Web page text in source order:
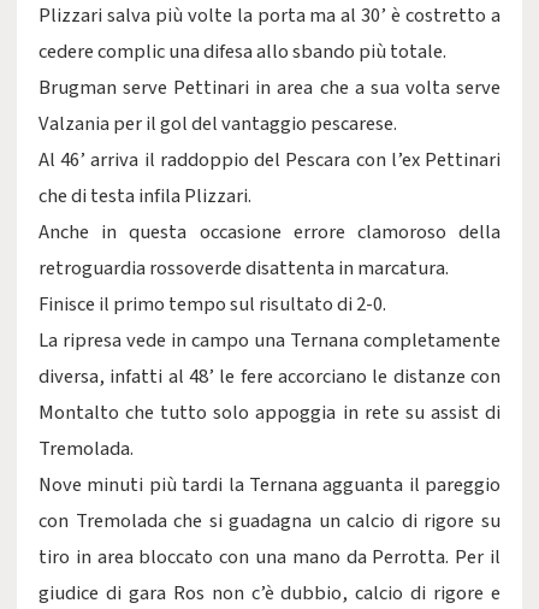
Plizzari salva più volte la porta ma al 30’ è costretto a
cedere complic una difesa allo sbando più totale.
Brugman serve Pettinari in area che a sua volta serve
Valzania per il gol del vantaggio pescarese.
Al 46’ arriva il raddoppio del Pescara con l’ex Pettinari
che di testa infila Plizzari.
Anche in questa occasione errore clamoroso della
retroguardia rossoverde disattenta in marcatura.
Finisce il primo tempo sul risultato di 2-0.
La ripresa vede in campo una Ternana completamente
diversa, infatti al 48’ le fere accorciano le distanze con
Montalto che tutto solo appoggia in rete su assist di
Tremolada.
Nove minuti più tardi la Ternana agguanta il pareggio
con Tremolada che si guadagna un calcio di rigore su
tiro in area bloccato con una mano da Perrotta. Per il
giudice di gara Ros non c’è dubbio, calcio di rigore e